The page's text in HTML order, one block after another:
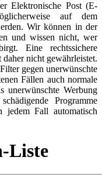
Elektronische Post (E-
auf dem
Wir können in der
und wissen nicht, wer
Eine rechtssichere
nicht gewährleistet.
gegen unerwünschte
Fällen auch normale
unerwünschte Werbung
Programme
Fall automatisch
Liste